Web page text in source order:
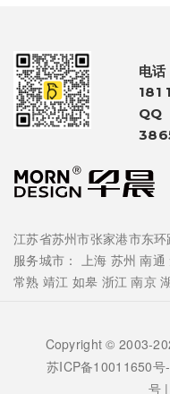
电话
181
QQ
江苏省苏州市张家港市东
服务城市：
上海 苏州 南通
常熟 靖江 如皋 浙江 南京
Copyright © 2003-
苏ICP备10011650号
号 |